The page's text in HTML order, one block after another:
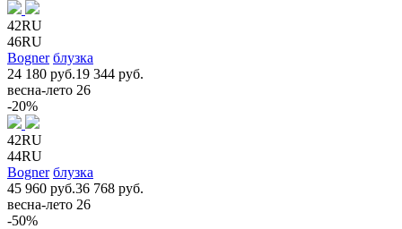
42RU
46RU
Bogner блузка
24 180 руб.19 344 руб.
весна-лето 26
-20%
42RU
44RU
Bogner блузка
45 960 руб.36 768 руб.
весна-лето 26
-50%